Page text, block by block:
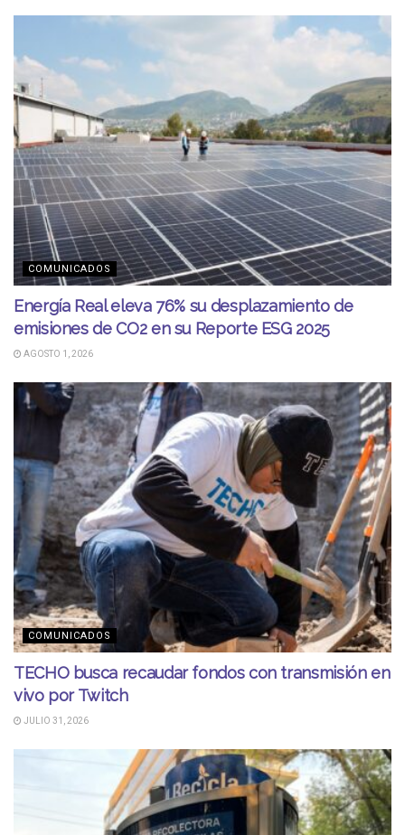
COMUNICADOS
Energía Real eleva 76% su desplazamiento de
emisiones de CO2 en su Reporte ESG 2025
AGOSTO 1, 2026
COMUNICADOS
TECHO busca recaudar fondos con transmisión en
vivo por Twitch
JULIO 31, 2026